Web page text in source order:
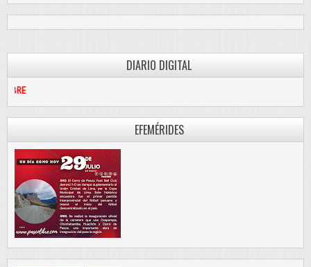
DIARIO DIGITAL
EFEMÉRIDES